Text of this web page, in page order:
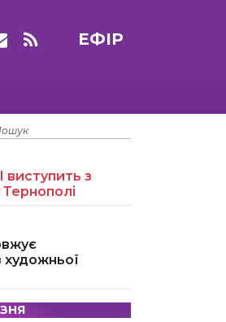
ЕФІР
виступить з
художньої